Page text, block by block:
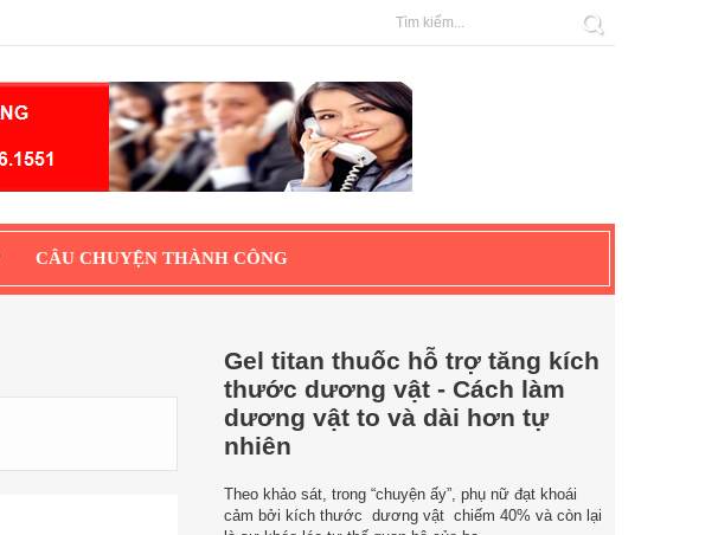
CÂU CHUYỆN THÀNH CÔNG
Gel titan thuốc hỗ trợ tăng kích
thước dương vật - Cách làm
dương vật to và dài hơn tự
nhiên
Theo khảo sát, trong “chuyện ấy”, phụ nữ đạt khoái
cảm bởi kích thước dương vật chiếm 40% và còn lại